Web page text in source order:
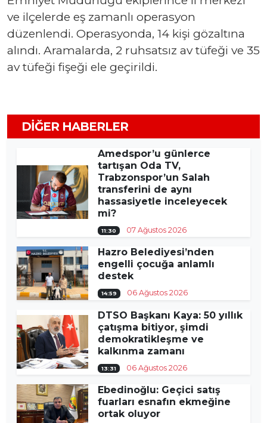
ve ilçelerde eş zamanlı operasyon
düzenlendi. Operasyonda, 14 kişi gözaltına
alındı. Aramalarda, 2 ruhsatsız av tüfeği ve 35
av tüfeği fişeği ele geçirildi.
DIĞER HABERLER
Amedspor’u günlerce
tartışan Oda TV,
Trabzonspor’un Salah
transferini de aynı
hassasiyetle inceleyecek
mi?
11:30 07 Ağustos 2026
Hazro Belediyesi’nden
engelli çocuğa anlamlı
destek
14:59 06 Ağustos 2026
DTSO Başkanı Kaya: 50 yıllık
çatışma bitiyor, şimdi
demokratikleşme ve
kalkınma zamanı
13:31 06 Ağustos 2026
Ebedinoğlu: Geçici satış
fuarları esnafın ekmeğine
ortak oluyor